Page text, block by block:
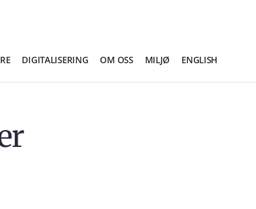
DIGITALISERING OM OSS MILJØ ENGLISH